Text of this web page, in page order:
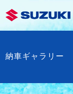
納車ギャラリー